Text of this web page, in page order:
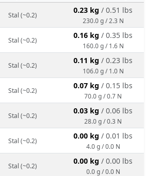
Stal (~0.2)
0.23 kg / 0.51 lbs
230.0 g / 2.3 N
Stal (~0.2)
0.16 kg / 0.35 lbs
160.0 g / 1.6 N
Stal (~0.2)
0.11 kg / 0.23 lbs
106.0 g / 1.0 N
Stal (~0.2)
0.07 kg / 0.15 lbs
70.0 g / 0.7 N
Stal (~0.2)
0.03 kg / 0.06 lbs
28.0 g / 0.3 N
Stal (~0.2)
0.00 kg / 0.01 lbs
4.0 g / 0.0 N
Stal (~0.2)
0.00 kg / 0.00 lbs
0.0 g / 0.0 N